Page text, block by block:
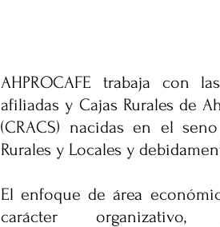
AHPROCAFE trabaja con
afiliadas y Cajas Rurales de
(CRACS) nacidas en el
Rurales y Locales y
El enfoque de área
carácter